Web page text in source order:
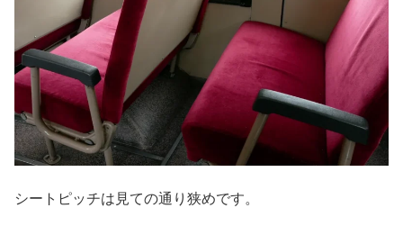
シートピッチは見ての通り狭めです。